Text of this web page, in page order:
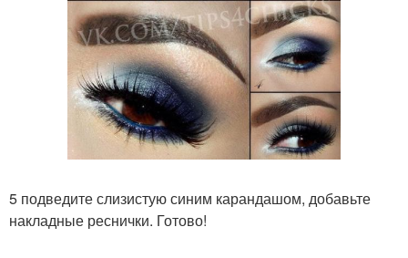
5 подведите слизистую синим карандашом, добавьте
накладные реснички. Готово!